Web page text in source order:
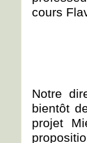
cours
Notre
bientôt
projet